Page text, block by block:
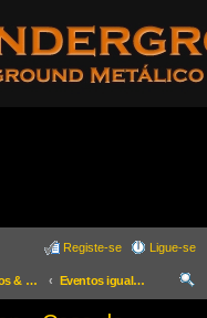
Ligue-se
Registe-se
Concertos & Eventos
Eventos igualmente interessantes